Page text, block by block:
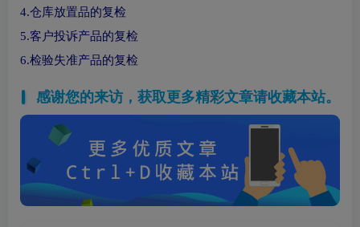
4.仓库放置品的复检
5.客户投诉产品的复检
6.检验失准产品的复检
感谢您的来访，获取更多精彩文章请收藏本站。